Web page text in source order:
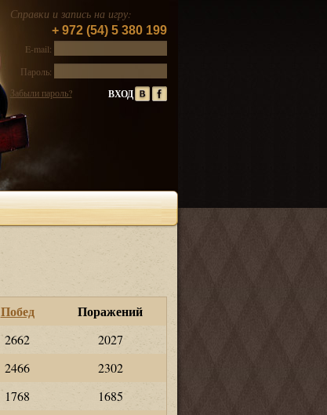
Справки и запись на игру:
+ 972 (54) 5 380 199
E-mail:
Пароль:
Забыли пароль?
Побед Поражений
2662
2027
2466
2302
1768
1685